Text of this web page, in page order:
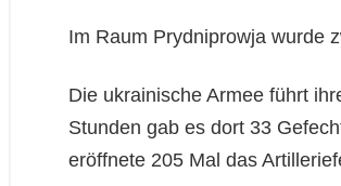
Im Raum Prydniprowja wurde
Die ukrainische Armee führt
Stunden gab es dort 33
eröffnete 205 Mal das